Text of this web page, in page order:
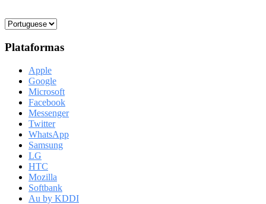
Plataformas
Apple
Google
Microsoft
Facebook
Messenger
Twitter
WhatsApp
Samsung
LG
HTC
Mozilla
Softbank
Au by KDDI